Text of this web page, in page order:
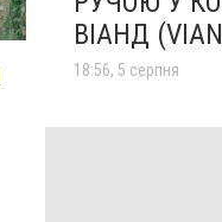
ВІАНД
18:56, 5 серпня